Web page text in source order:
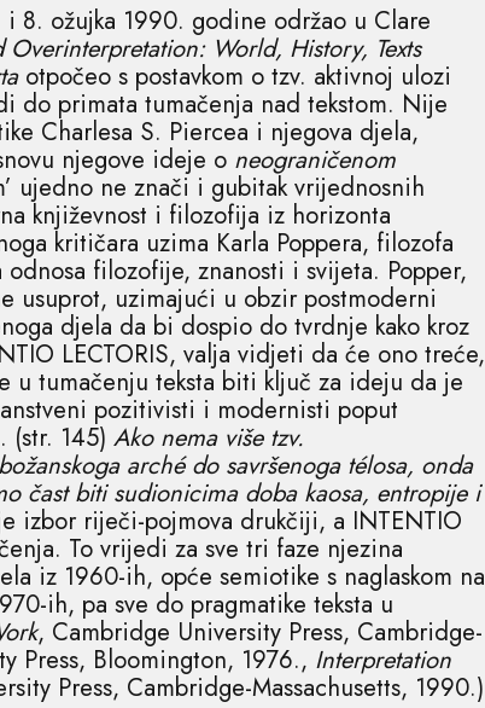
8. ožujka 1990. godine održao u Clare
World, History, Texts
otpočeo s postavkom o tzv. aktivnoj ulozi
do primata tumačenja nad tekstom. Nije
Charlesa S. Piercea i njegova djela,
njegove ideje o neograničenom
ujedno ne znači i gubitak vrijednosnih
književnost i filozofija iz horizonta
kritičara uzima Karla Poppera, filozofa
filozofije, znanosti i svijeta. Popper,
usuprot, uzimajući u obzir postmoderni
djela da bi dospio do tvrdnje kako kroz
LECTORIS, valja vidjeti da će ono treće,
u tumačenju teksta biti ključ za ideju da je
pozitivisti i modernisti poput
(str. 145) Ako nema više tzv.
arché do savršenoga télosa, onda
čast biti sudionicima doba kaosa, entropije i
izbor riječi-pojmova drukčiji, a INTENTIO
To vrijedi za sve tri faze njezina
iz 1960-ih, opće semiotike s naglaskom na
ih, pa sve do pragmatike teksta u
, Cambridge University Press, Cambridge-
Press, Bloomington, 1976., Interpretation
Press, Cambridge-Massachusetts, 1990.)